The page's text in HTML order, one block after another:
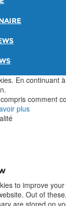
En continuant
comment
plus
to improve
Out of
are stored on